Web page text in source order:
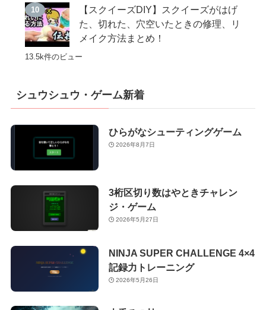
【スクイーズDIY】スクイーズがはげ
た、切れた、穴空いたときの修理、リ
メイク方法まとめ！
13.5k件のビュー
シュウシュウ・ゲーム新着
ひらがなシューティングゲーム
2026年8月7日
3桁区切り数はやときチャレン
ジ・ゲーム
2026年5月27日
NINJA SUPER CHALLENGE 4×4
記録力トレーニング
2026年5月26日